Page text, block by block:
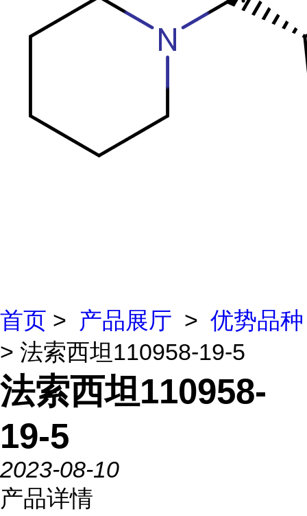
首页 > 产品展厅 > 优势品种
> 法索西坦110958-19-5
法索西坦110958-
19-5
2023-08-10
产品详情